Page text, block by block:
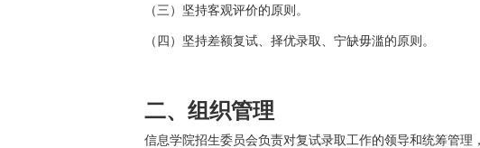
（三）坚持客观评价的原则。
（四）坚持差额复试、择优录取、宁缺毋滥的原则。
二、 组织管理
信息学院招生委员会负责对复试录取工作的领导和统筹管理